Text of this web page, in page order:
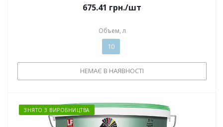
675.41 грн./шт
Объем, л
10
НЕМАЄ В НАЯВНОСТІ
ЗНЯТО З ВИРОБНИЦТВА